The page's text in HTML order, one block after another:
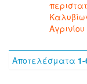
Αγρινίου
Αποτελέσματα